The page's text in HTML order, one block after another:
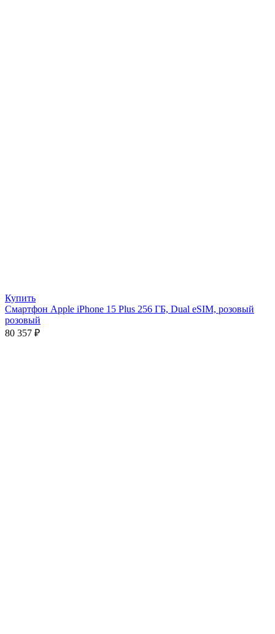
Купить
Смартфон Apple iPhone 15 Plus 256 ГБ, Dual eSIM, розовый
розовый
80 357 ₽